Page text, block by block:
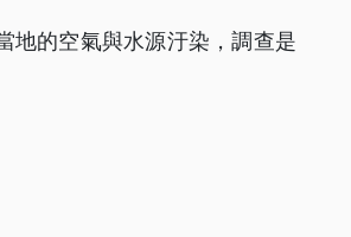
地的空氣與水源汙染，調查是